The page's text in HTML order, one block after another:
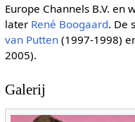
Europe Channels B.V. en
later René Boogaard. De
van Putten(1997-1998)
2005).
Galerij